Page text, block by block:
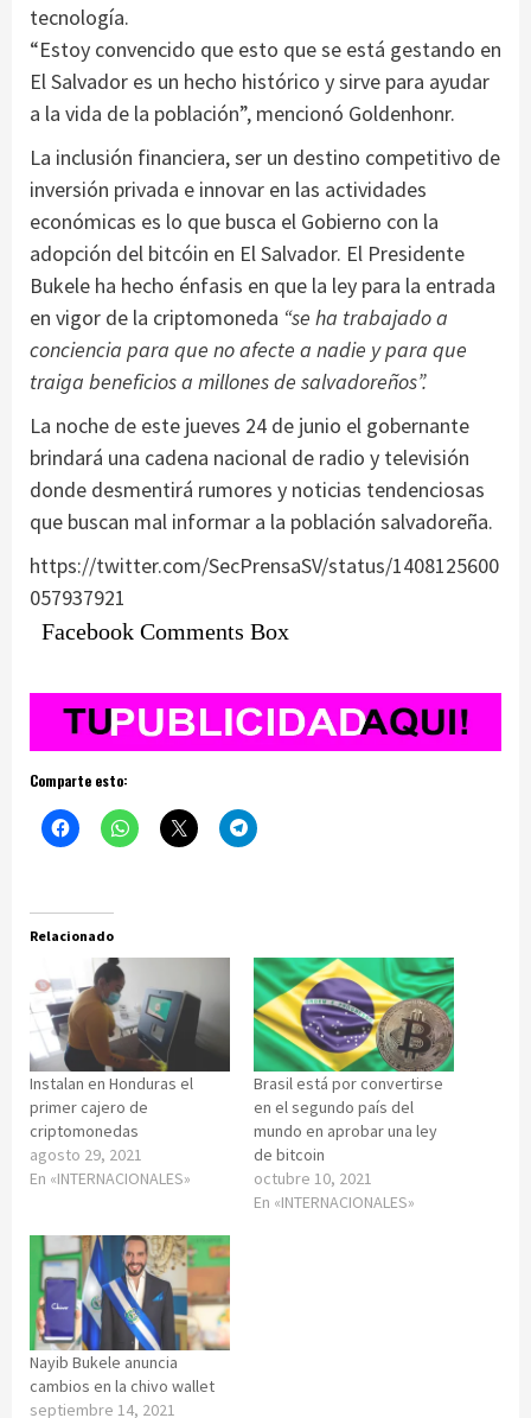
tecnología.
“Estoy convencido que esto que se está gestando en
El Salvador es un hecho histórico y sirve para ayudar
a la vida de la población”, mencionó Goldenhonr.
La inclusión financiera, ser un destino competitivo de
inversión privada e innovar en las actividades
económicas es lo que busca el Gobierno con la
adopción del bitcóin en El Salvador. El Presidente
Bukele ha hecho énfasis en que la ley para la entrada
en vigor de la criptomoneda “se ha trabajado a
conciencia para que no afecte a nadie y para que
traiga beneficios a millones de salvadoreños”.
La noche de este jueves 24 de junio el gobernante
brindará una cadena nacional de radio y televisión
donde desmentirá rumores y noticias tendenciosas
que buscan mal informar a la población salvadoreña.
https://twitter.com/SecPrensaSV/status/1408125600
057937921
Facebook Comments Box
Comparte esto:
Relacionado
Instalan en Honduras el
primer cajero de
criptomonedas
agosto 29, 2021
En «INTERNACIONALES»
Brasil está por convertirse
en el segundo país del
mundo en aprobar una ley
de bitcoin
octubre 10, 2021
En «INTERNACIONALES»
Nayib Bukele anuncia
cambios en la chivo wallet
septiembre 14, 2021